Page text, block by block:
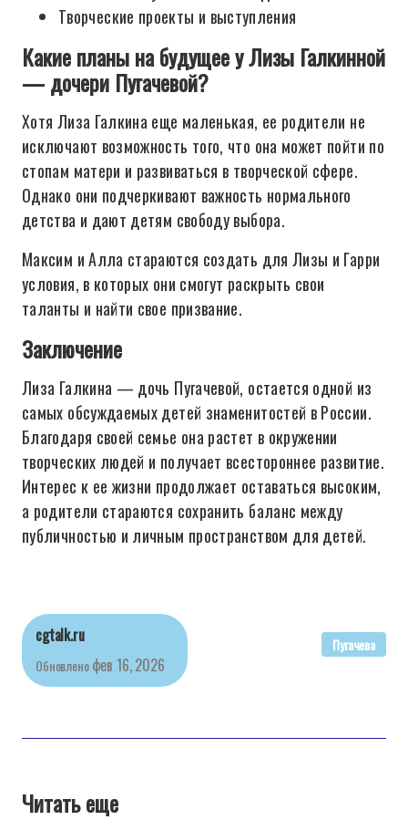
Творческие проекты и выступления
Какие планы на будущее у Лизы Галкинной
— дочери Пугачевой?
Хотя Лиза Галкина еще маленькая, ее родители не
исключают возможность того, что она может пойти по
стопам матери и развиваться в творческой сфере.
Однако они подчеркивают важность нормального
детства и дают детям свободу выбора.
Максим и Алла стараются создать для Лизы и Гарри
условия, в которых они смогут раскрыть свои
таланты и найти свое призвание.
Заключение
Лиза Галкина — дочь Пугачевой, остается одной из
самых обсуждаемых детей знаменитостей в России.
Благодаря своей семье она растет в окружении
творческих людей и получает всестороннее развитие.
Интерес к ее жизни продолжает оставаться высоким,
а родители стараются сохранить баланс между
публичностью и личным пространством для детей.
cgtalk.ru
Обновлено фев 16, 2026
Пугачева
Читать еще